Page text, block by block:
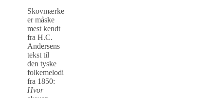
Skovmærke
er måske
mest kendt
fra H.C.
Andersens
tekst til
den tyske
folkemelodi
fra 1850:
Hvor